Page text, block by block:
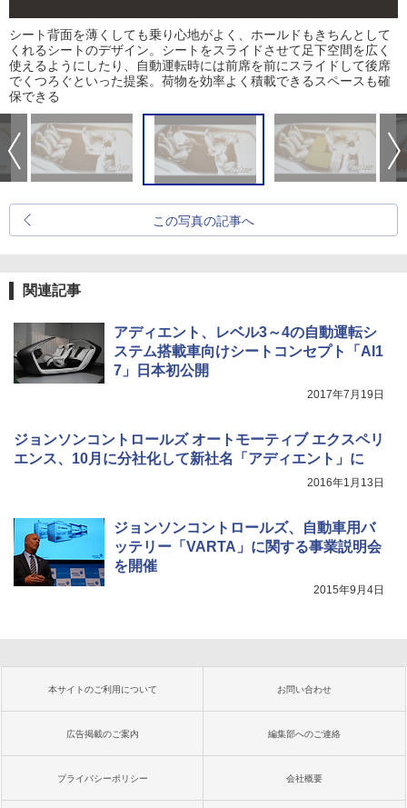
シート背面を薄くしても乗り心地がよく、ホールドもきちんとして
くれるシートのデザイン。シートをスライドさせて足下空間を広く
使えるようにしたり、自動運転時には前席を前にスライドして後席
でくつろぐといった提案。荷物を効率よく積載できるスペースも確
保できる
この写真の記事へ
関連記事
アディエント、レベル3～4の自動運転シ
ステム搭載車向けシートコンセプト「AI1
7」日本初公開
2017年7月19日
ジョンソンコントロールズ オートモーティブ エクスペリ
エンス、10月に分社化して新社名「アディエント」に
2016年1月13日
ジョンソンコントロールズ、自動車用バ
ッテリー「VARTA」に関する事業説明会
を開催
2015年9月4日
本サイトのご利用について お問い合わせ
広告掲載のご案内 編集部へのご連絡
プライバシーポリシー 会社概要